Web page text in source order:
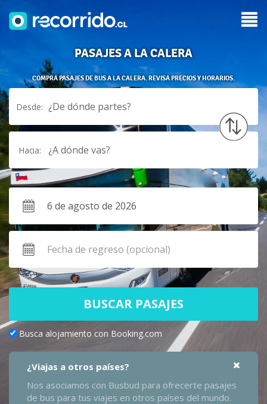
PASAJES A LA CALERA
COMPRA PASAJES DE BUS A LA CALERA. REVISA PRECIOS Y HORARIOS.
Desde: ¿De dónde partes?
Hacia: ¿A dónde vas?
BUSCAR PASAJES
Busca alojamiento con Booking.com
¿Viajas a otros países?
Nos asociamos con Busbud para ofrecerte pasajes
de bus para tus viajes en otros países del mundo.